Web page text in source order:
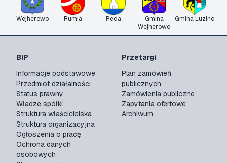
Wejherowo Rumia Reda
Gmina
Wejherowo
Gmina Luzino
BIP
Informacje podstawowe
Przedmiot działalności
Status prawny
Władze spółki
Struktura właścicielska
Struktura organizacyjna
Ogłoszenia o pracę
Ochrona danych
osobowych
Przetargi
Plan zamówień
publicznych
Zamówienia publiczne
Zapytania ofertowe
Archiwum